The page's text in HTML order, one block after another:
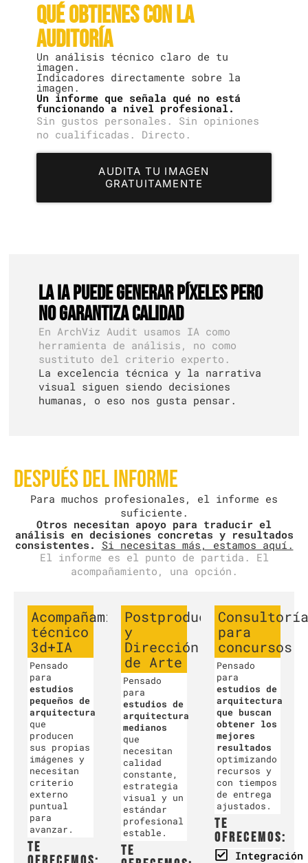
Qué obtienes con la
auditoría
Un análisis técnico claro de tu
imagen.
Indicadores directamente sobre la
imagen.
Un informe que señala qué no está
funcionando a nivel profesional.
Sin gustos personales. Sin opiniones
no cualificadas. Directo.
AUDITA TU IMAGEN
GRATUITAMENTE
La IA puede generar píxeles pero
no garantiza calidad
En ArchViz Audit usamos IA como
herramienta de análisis, no como
sustituto del criterio experto.
La excelencia técnica y la narrativa
visual siguen siendo decisiones
humanas, o eso nos gusta pensar.
Después del informe
Para muchos profesionales, el informe es
suficiente.
Otros necesitan apoyo para traducir el
análisis en decisiones concretas y resultados
consistentes. Si necesitas más, estamos aquí.
El informe es el punto de partida. El
acompañamiento, una opción.
Acompañamiento
técnico
3d+IA
Pensado
para
estudios
pequeños de
arquitectura
que
producen
sus propias
imágenes y
necesitan
criterio
externo
puntual
para
avanzar.
Te
Postproducción
y
Dirección
de Arte
Pensado
para
estudios de
arquitectura
medianos
que
necesitan
calidad
constante,
estrategia
visual y un
estándar
profesional
estable.
Te
para
concursos
Pensado
para
estudios de
arquitectura
que buscan
obtener los
mejores
resultados
optimizando
recursos y
con tiempos
de entrega
ajustados.
Te
ofrecemos:
Integración